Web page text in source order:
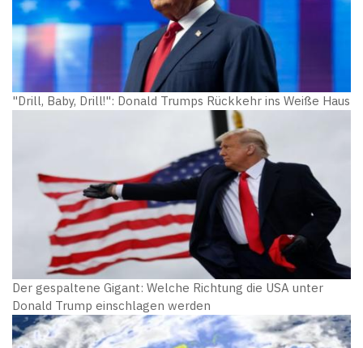
"Drill, Baby, Drill!": Donald Trumps Rückkehr ins Weiße Haus
Der gespaltene Gigant: Welche Richtung die USA unter
Donald Trump einschlagen werden